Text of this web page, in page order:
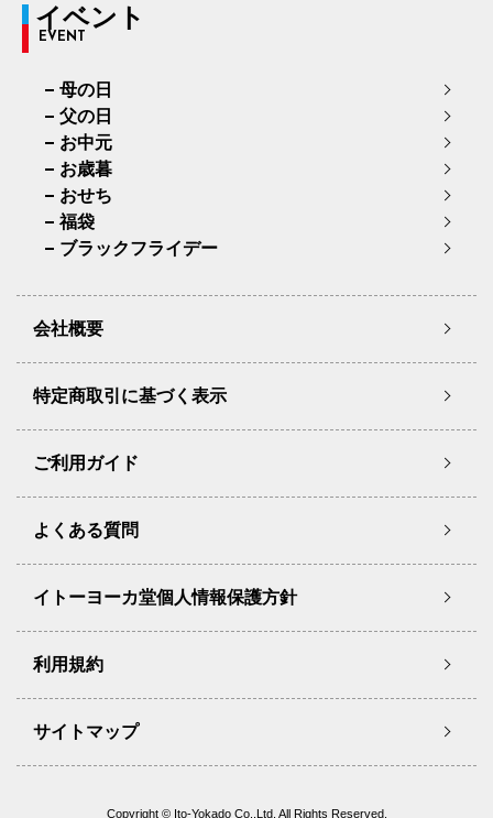
イベント
EVENT
母の日
父の日
お中元
お歳暮
おせち
福袋
ブラックフライデー
会社概要
特定商取引に基づく表示
ご利用ガイド
よくある質問
イトーヨーカ堂個人情報保護方針
利用規約
サイトマップ
Copyright © Ito-Yokado Co.,Ltd. All Rights Reserved.